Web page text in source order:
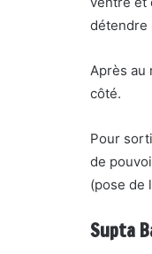
détendre
Après au
côté.
Pour
de
(pose de
Supta